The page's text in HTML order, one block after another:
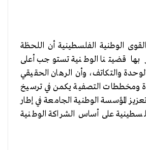
الوطنية الفلسطينية أن اللحظة
بها قضيتنا الوطنية تستوجب أعلى
والتكاتف، وأن الرهان الحقيقي
ومخططات التصفية يكمن في ترسيخ
المؤسسة الوطنية الجامعة في إطار
على أساس الشراكة الوطنية